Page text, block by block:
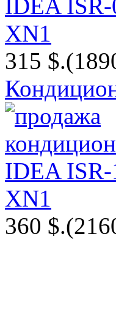
315 $.
360 $.